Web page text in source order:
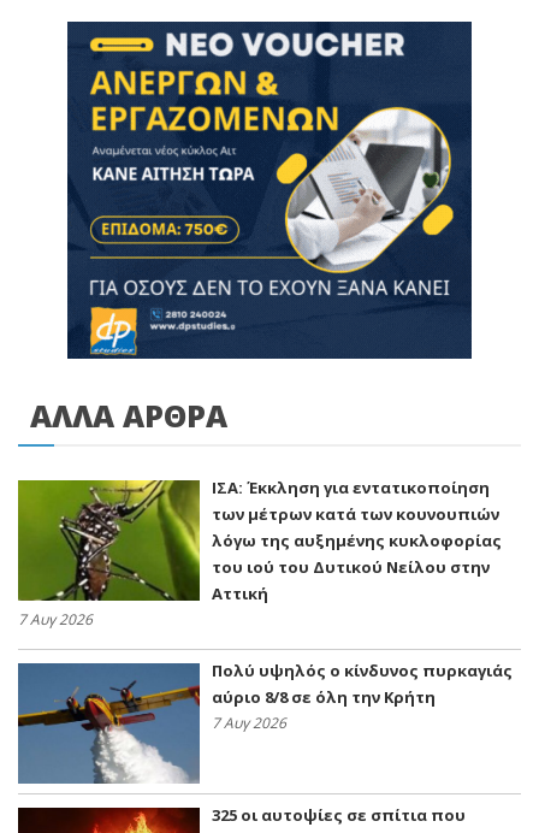
ΑΛΛΑ ΑΡΘΡΑ
ΙΣΑ: Έκκληση για εντατικοποίηση
των μέτρων κατά των κουνουπιών
λόγω της αυξημένης κυκλοφορίας
του ιού του Δυτικού Νείλου στην
Αττική
7 Αυγ 2026
Πολύ υψηλός ο κίνδυνος πυρκαγιάς
αύριο 8/8 σε όλη την Κρήτη
7 Αυγ 2026
325 οι αυτοψίες σε σπίτια που